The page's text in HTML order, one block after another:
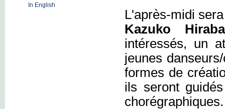
L'après-midi
Kazuko
intéressés, un
jeunes
formes de
ils seront
chorégraphiques.
In English